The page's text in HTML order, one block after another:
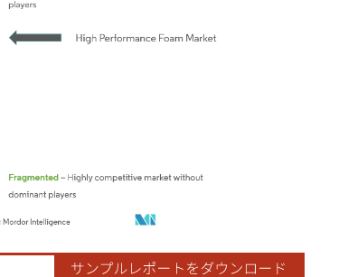
。再利用にはCC BY 4.0の表示が必要です。